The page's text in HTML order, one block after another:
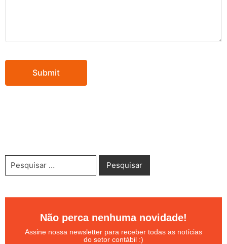
Não perca nenhuma novidade!
Assine nossa newsletter para receber todas as notícias
do setor contábil :)